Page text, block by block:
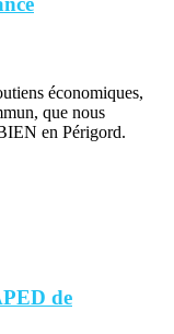
économiques,
que nous
en Périgord.
de